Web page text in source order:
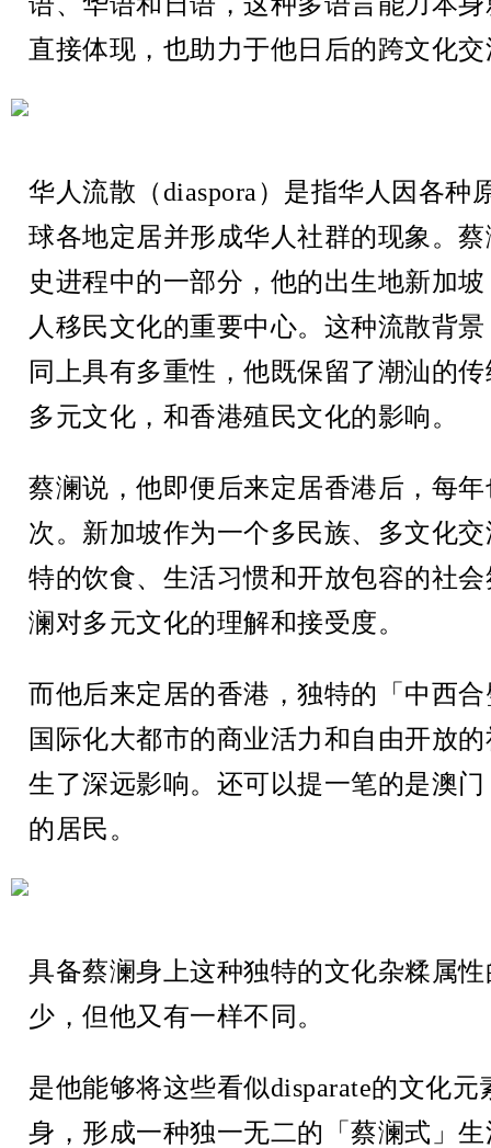
直接体现，也助力于他日后的跨文化
华人流散（diaspora）是指华人因各种
球各地定居并形成华人社群的现象。
史进程中的一部分，他的出生地新加
人移民文化的重要中心。这种流散背
同上具有多重性，他既保留了潮汕的
多元文化，和香港殖民文化的影响。
蔡澜说，他即便后来定居香港后，每
次。新加坡作为一个多民族、多文化
特的饮食、生活习惯和开放包容的社
澜对多元文化的理解和接受度。
而他后来定居的香港，独特的「中西
国际化大都市的商业活力和自由开放
生了深远影响。还可以提一笔的是澳
的居民。
具备蔡澜身上这种独特的文化杂糅属
少，但他又有一样不同。
是他能够将这些看似disparate的文化
身，形成一种独一无二的「蔡澜式」